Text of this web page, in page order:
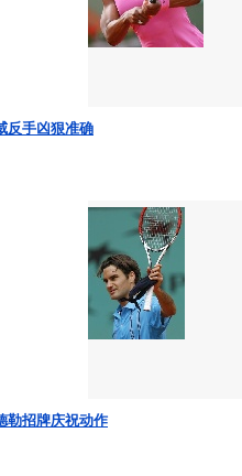
反手凶狠准确
勒招牌庆祝动作